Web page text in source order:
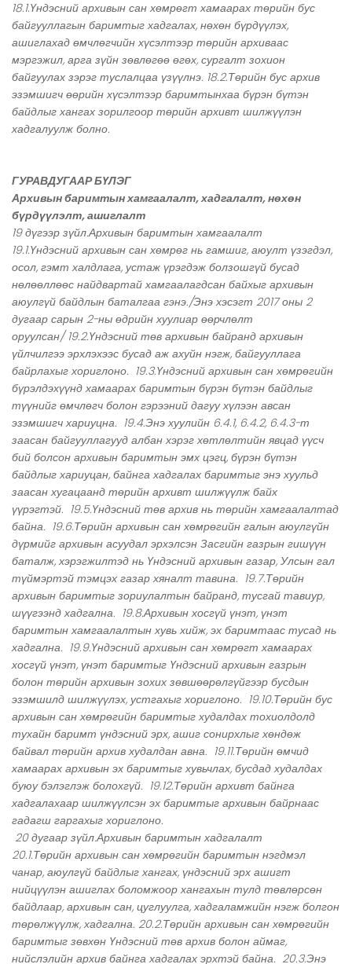
18.1.Үндэсний архивын сан хөмрөгт хамаарах төрийн бус
байгууллагын баримтыг хадгалах, нөхөн бүрдүүлэх,
ашиглахад өмчлөгчийн хүсэлтээр төрийн архиваас
мэргэжил, арга зүйн зөвлөгөө өгөх, сургалт зохион
байгуулах зэрэг туслалцаа үзүүлнэ. 18.2.Төрийн бус архив
эзэмшигч өөрийн хүсэлтээр баримтынхаа бүрэн бүтэн
байдлыг хангах зорилгоор төрийн архивт шилжүүлэн
хадгалуулж болно.
ГУРАВДУГААР БҮЛЭГ
Архивын баримтын хамгаалалт, хадгалалт, нөхөн
бүрдүүлэлт, ашиглалт
19 дүгээр зүйл.Архивын баримтын хамгаалалт
19.1.Үндэсний архивын сан хөмрөг нь гамшиг, аюулт үзэгдэл,
осол, гэмт халдлага, устаж үрэгдэж болзошгүй бусад
нөлөөллөөс найдвартай хамгаалагдсан байхыг архивын
аюулгүй байдлын баталгаа гэнэ./Энэ хэсэгт 2017 оны 2
дугаар сарын 2-ны өдрийн хуулиар өөрчлөлт
оруулсан/ 19.2.Үндэсний төв архивын байранд архивын
үйлчилгээ эрхлэхээс бусад аж ахуйн нэгж, байгууллага
байрлахыг хориглоно. 19.3.Үндэсний архивын сан хөмрөгийн
бүрэлдэхүүнд хамаарах баримтын бүрэн бүтэн байдлыг
түүнийг өмчлөгч болон гэрээний дагуу хүлээн авсан
эзэмшигч хариуцна. 19.4.Энэ хуулийн 6.4.1, 6.4.2, 6.4.3-т
заасан байгууллагууд албан хэрэг хөтлөлтийн явцад үүсч
бий болсон архивын баримтын эмх цэгц, бүрэн бүтэн
байдлыг хариуцан, байнга хадгалах баримтыг энэ хуульд
заасан хугацаанд төрийн архивт шилжүүлж байх
үүрэгтэй. 19.5.Үндэсний төв архив нь төрийн хамгаалалтад
байна. 19.6.Төрийн архивын сан хөмрөгийн галын аюулгүйн
дүрмийг архивын асуудал эрхэлсэн Засгийн газрын гишүүн
баталж, хэрэгжилтэд нь Үндэсний архивын газар, Улсын гал
түймэртэй тэмцэх газар хяналт тавина. 19.7.Төрийн
архивын баримтыг зориулалтын байранд, тусгай тавиур,
шүүгээнд хадгална. 19.8.Архивын хосгүй үнэт, үнэт
баримтын хамгаалалтын хувь хийж, эх баримтаас тусад нь
хадгална. 19.9.Үндэсний архивын сан хөмрөгт хамаарах
хосгүй үнэт, үнэт баримтыг Үндэсний архивын газрын
болон төрийн архивын зохих зөвшөөрөлгүйгээр бусдын
эзэмшилд шилжүүлэх, устгахыг хориглоно. 19.10.Төрийн бус
архивын сан хөмрөгийн баримтыг худалдах тохиолдолд
тухайн баримт үндэсний эрх, ашиг сонирхлыг хөндөж
байвал төрийн архив худалдан авна. 19.11.Төрийн өмчид
хамаарах архивын эх баримтыг хувьчлах, бусдад худалдах
буюу бэлэглэж болохгүй. 19.12.Төрийн архивт байнга
хадгалахаар шилжүүлсэн эх баримтыг архивын байрнаас
гадагш гаргахыг хориглоно.
20 дугаар зүйл.Архивын баримтын хадгалалт
20.1.Төрийн архивын сан хөмрөгийн баримтын нэгдмэл
чанар, аюулгүй байдлыг хангах, үндэсний эрх ашигт
нийцүүлэн ашиглах боломжоор хангахын тулд төвлөрсөн
байдлаар, архивын сан, цуглуулга, хадгаламжийн нэгж болгон
төрөлжүүлж, хадгална. 20.2.Төрийн архивын сан хөмрөгийн
баримтыг зөвхөн Үндэсний төв архив болон аймаг,
нийслэлийн архив байнга хадгалах эрхтэй байна. 20.3.Энэ